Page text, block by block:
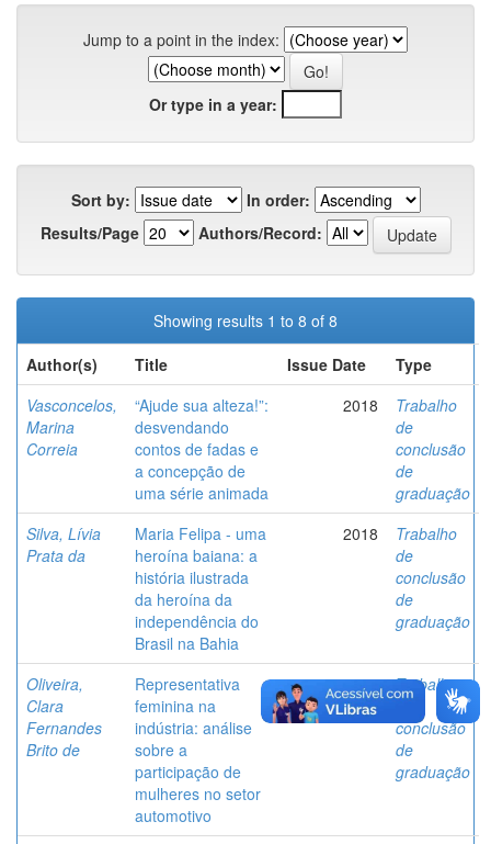
Jump to a point in the index:
Or type in a year:
Sort by:
In order:
Results/Page
Authors/Record:
Showing results 1 to 8 of 8
Author(s)
Title Issue Date
Type
Vasconcelos,
Marina
Correia
“Ajude sua alteza!”:
desvendando
contos de fadas e
a concepção de
uma série animada
2018
Trabalho
de
conclusão
de
graduação
Silva, Lívia
Prata da
Maria Felipa - uma
heroína baiana: a
história ilustrada
da heroína da
independência do
Brasil na Bahia
2018
Trabalho
de
conclusão
de
graduação
Oliveira,
Clara
Fernandes
Brito de
Representativa
feminina na
indústria: análise
sobre a
participação de
mulheres no setor
automotivo
2019
Trabalho
de
conclusão
de
graduação